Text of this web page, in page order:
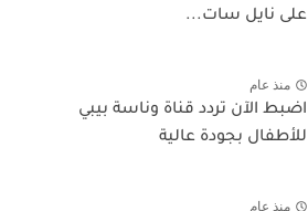
على نايل سات...
منذ عام
اضبط الآن تردد قناة وناسة بيبي
للأطفال بجودة عالية
منذ عام